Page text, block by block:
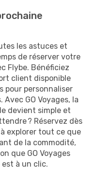
les astuces et
de réserver votre
Flybe. Bénéficiez
client disponible
pour personnaliser
GO Voyages, la
devient simple et
? Réservez dès
explorer tout ce que
de la commodité,
que GO Voyages
à un clic.